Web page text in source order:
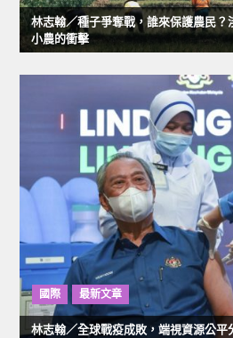
林志翰／種子爭奪戰，誰來保護農民？
小農的衝擊
國際 最新文章
林志翰／全球戰疫成敗，端視資源公平